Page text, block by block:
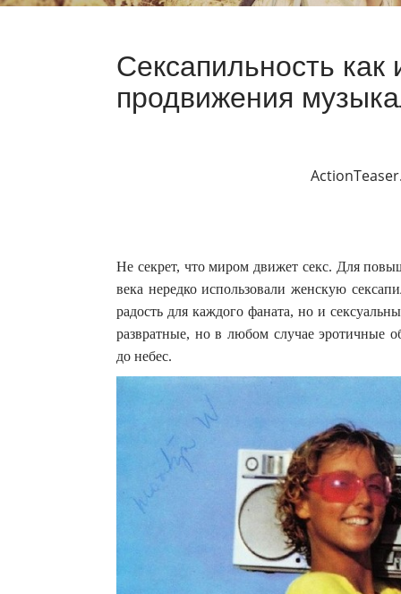
Сексапильность как
продвижения
Не секрет, что миром движет секс. Для
века нередко использовали женскую
радость для каждого фаната, но и
развратные, но в любом случае эротичные
до небес.